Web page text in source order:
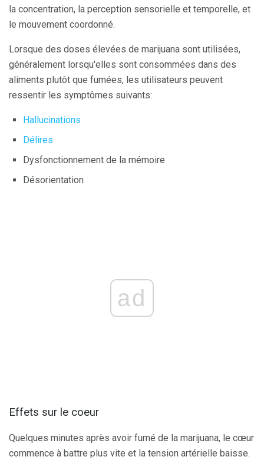
la concentration, la perception sensorielle et temporelle, et
le mouvement coordonné.
Lorsque des doses élevées de marijuana sont utilisées,
généralement lorsqu'elles sont consommées dans des
aliments plutôt que fumées, les utilisateurs peuvent
ressentir les symptômes suivants:
Hallucinations
Délires
Dysfonctionnement de la mémoire
Désorientation
ad
Effets sur le coeur
Quelques minutes après avoir fumé de la marijuana, le cœur
commence à battre plus vite et la tension artérielle baisse.